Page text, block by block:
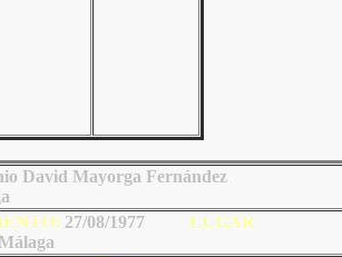
David Mayorga Fernández
27/08/1977 LUGAR